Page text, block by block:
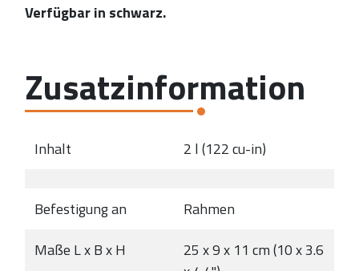
Verfügbar in schwarz.
Zusatzinformation
Inhalt 2 l (122 cu-in)
Befestigung an
Rahmen
Maße L x B x H
25 x 9 x 11 cm (10 x 3.6